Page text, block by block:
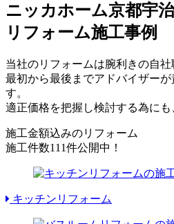
ニッカホーム京都宇
リフォーム施工事例
当社のリフォームは腕利きの自社
最初から最後までアドバイザー
す。
適正価格を把握し検討する為にも
施工金額込みのリフォーム
施工件数111件公開中！
キッチンリフォーム